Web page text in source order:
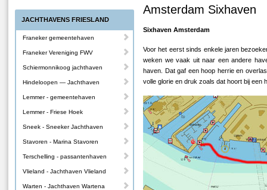
Amsterdam Sixhaven
Sixhaven Amsterdam
Voor het eerst sinds enkele jaren
weken we vaak uit naar een andere
haven. Dat gaf een hoop herrie en
volle glorie en druk zoals dat hoort bij een
JACHTHAVENS FRIESLAND
Franeker gemeentehaven
Franeker Vereniging FWV
Schiermonnikoog jachthaven
Hindeloopen — Jachthaven
Lemmer - gemeentehaven
Lemmer - Friese Hoek
Sneek - Sneeker Jachthaven
Stavoren - Marina Stavoren
Terschelling - passantenhaven
Vlieland - Jachthaven Vlieland
Warten - Jachthaven Wartena